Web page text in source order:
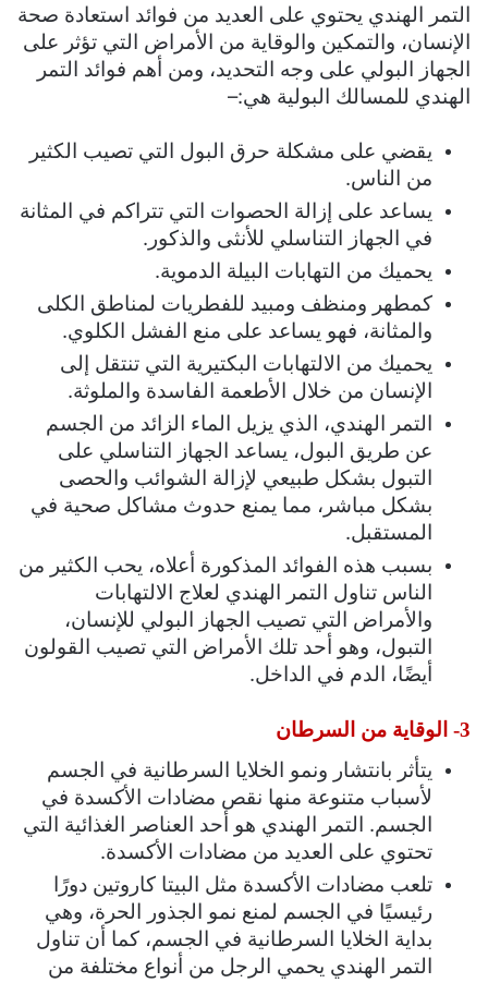
التمر الهندي يحتوي على العديد من فوائد استعادة صحة
الإنسان، والتمكين والوقاية من الأمراض التي تؤثر على
الجهاز البولي على وجه التحديد، ومن أهم فوائد التمر
الهندي للمسالك البولية هي:–
يقضي على مشكلة حرق البول التي تصيب الكثير
من الناس.
يساعد على إزالة الحصوات التي تتراكم في المثانة
في الجهاز التناسلي للأنثى والذكور.
يحميك من التهابات البيلة الدموية.
كمطهر ومنظف ومبيد للفطريات لمناطق الكلى
والمثانة، فهو يساعد على منع الفشل الكلوي.
يحميك من الالتهابات البكتيرية التي تنتقل إلى
الإنسان من خلال الأطعمة الفاسدة والملوثة.
التمر الهندي، الذي يزيل الماء الزائد من الجسم
عن طريق البول، يساعد الجهاز التناسلي على
التبول بشكل طبيعي لإزالة الشوائب والحصى
بشكل مباشر، مما يمنع حدوث مشاكل صحية في
المستقبل.
بسبب هذه الفوائد المذكورة أعلاه، يحب الكثير من
الناس تناول التمر الهندي لعلاج الالتهابات
والأمراض التي تصيب الجهاز البولي للإنسان،
التبول، وهو أحد تلك الأمراض التي تصيب القولون
أيضًا، الدم في الداخل.
3- الوقاية من السرطان
يتأثر بانتشار ونمو الخلايا السرطانية في الجسم
لأسباب متنوعة منها نقص مضادات الأكسدة في
الجسم. التمر الهندي هو أحد العناصر الغذائية التي
تحتوي على العديد من مضادات الأكسدة.
تلعب مضادات الأكسدة مثل البيتا كاروتين دورًا
رئيسيًا في الجسم لمنع نمو الجذور الحرة، وهي
بداية الخلايا السرطانية في الجسم، كما أن تناول
التمر الهندي يحمي الرجل من أنواع مختلفة من